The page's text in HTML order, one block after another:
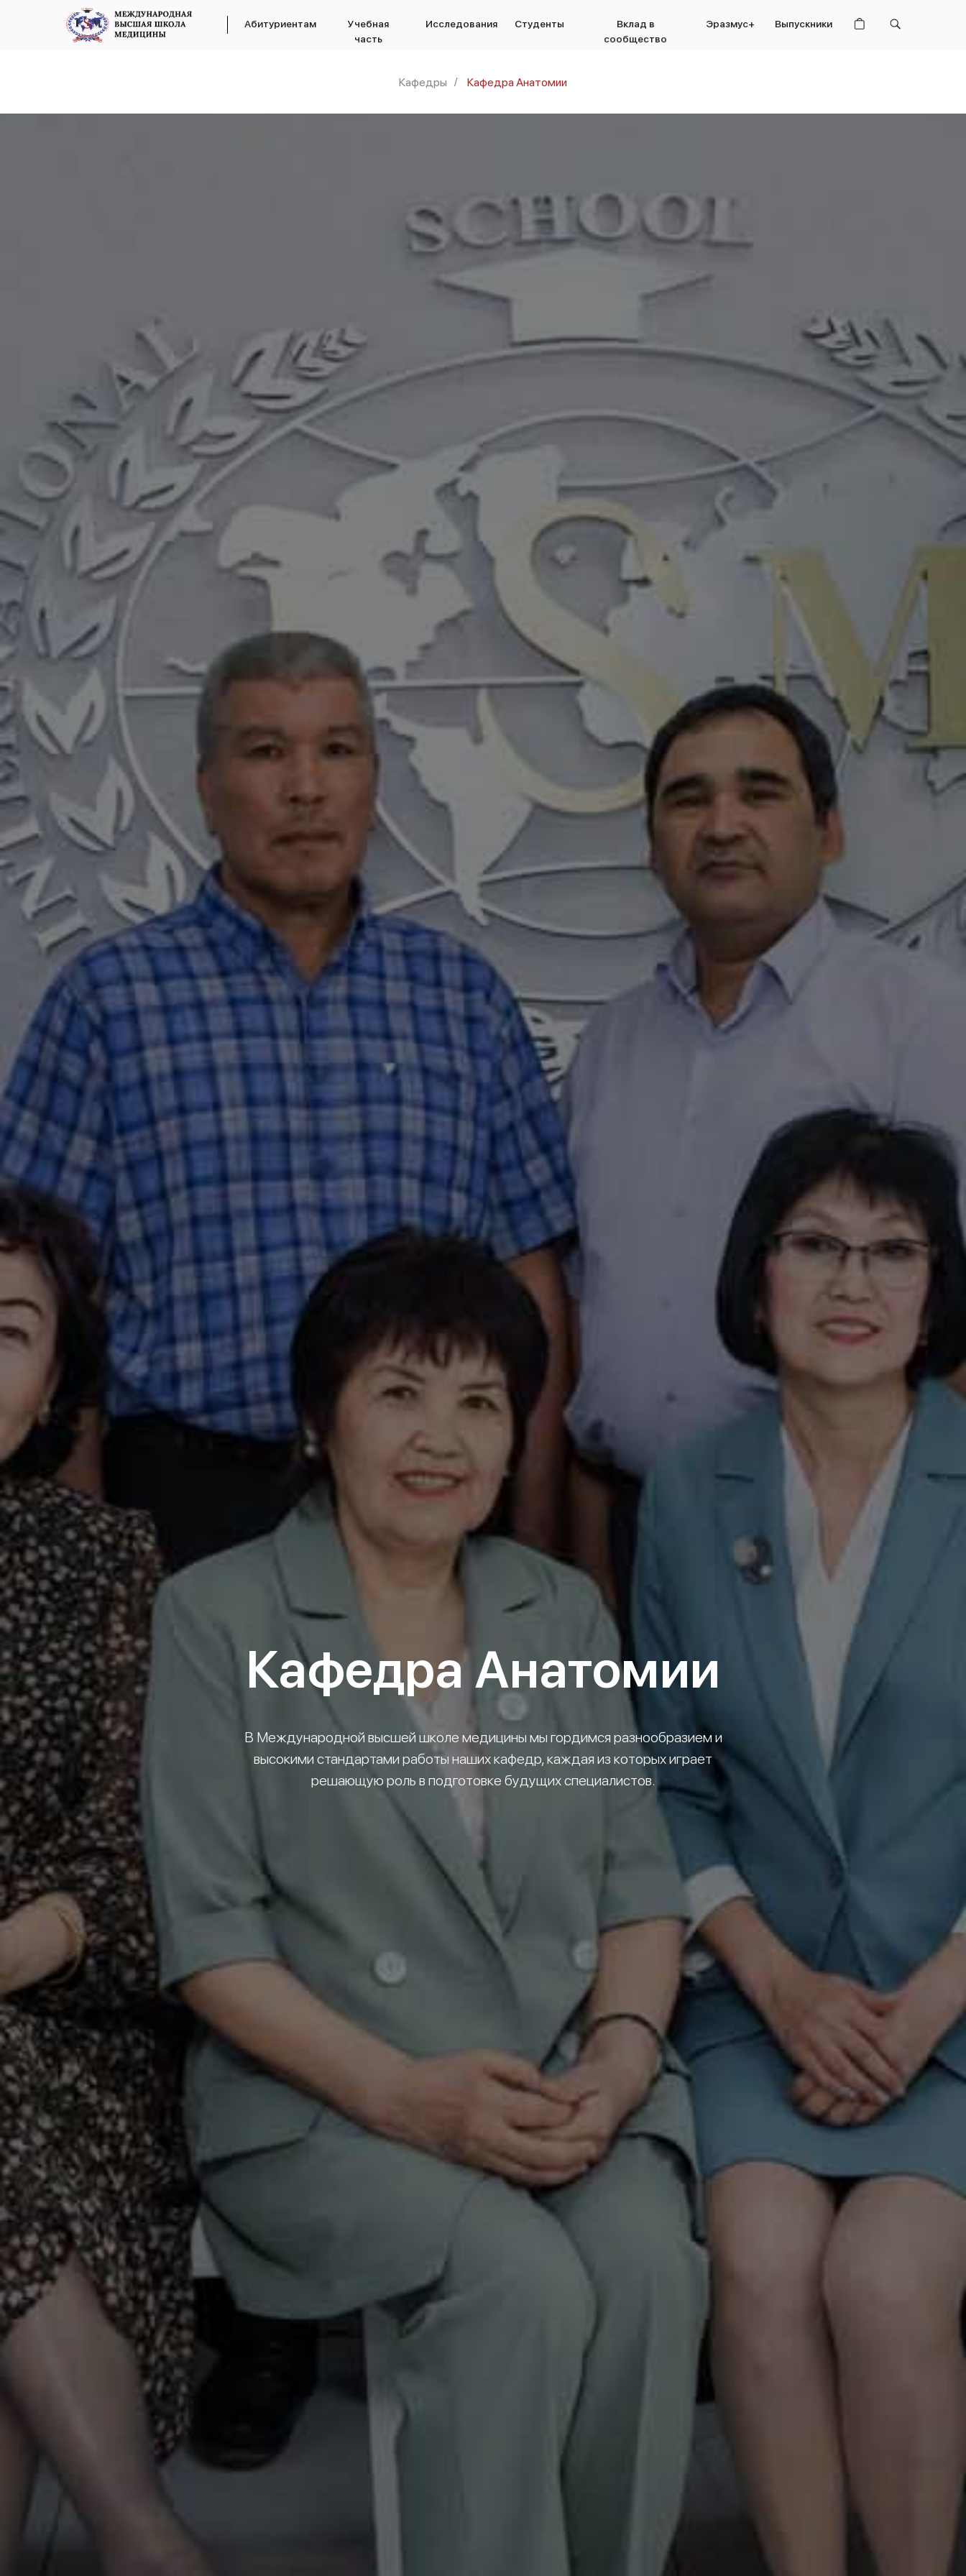
Учебная
часть
Исследования Студенты
Вклад в
сообщество
Абитуриентам Эразмус+ Выпускники
Кафедры / Кафедра Анатомии
Кафедра Анатомии
В Международной высшей школе медицины мы гордимся разнообразием и
высокими стандартами работы наших кафедр, каждая из которых играет
решающую роль в подготовке будущих специалистов.